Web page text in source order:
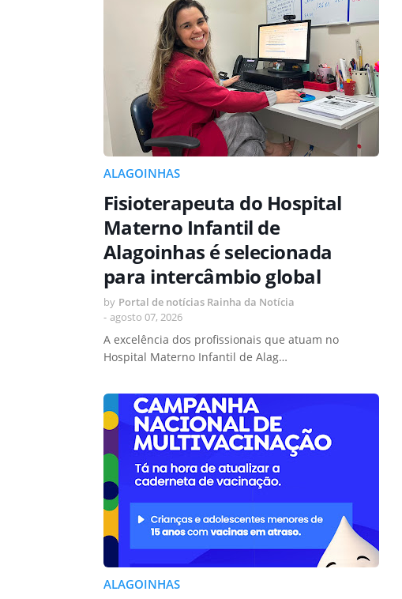
ALAGOINHAS
Fisioterapeuta do Hospital
Materno Infantil de
Alagoinhas é selecionada
para intercâmbio global
by Portal de notícias Rainha da Notícia
- agosto 07, 2026
A excelência dos profissionais que atuam no
Hospital Materno Infantil de Alag…
ALAGOINHAS